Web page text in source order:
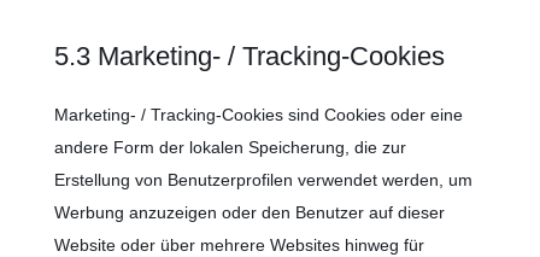
5.3 Marketing- / Tracking-Cookies
Marketing- / Tracking-Cookies sind Cookies oder eine
andere Form der lokalen Speicherung, die zur
Erstellung von Benutzerprofilen verwendet werden, um
Werbung anzuzeigen oder den Benutzer auf dieser
Website oder über mehrere Websites hinweg für